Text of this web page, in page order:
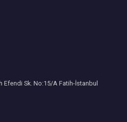
Efendi Sk. No:15/A Fatih-İstanbul